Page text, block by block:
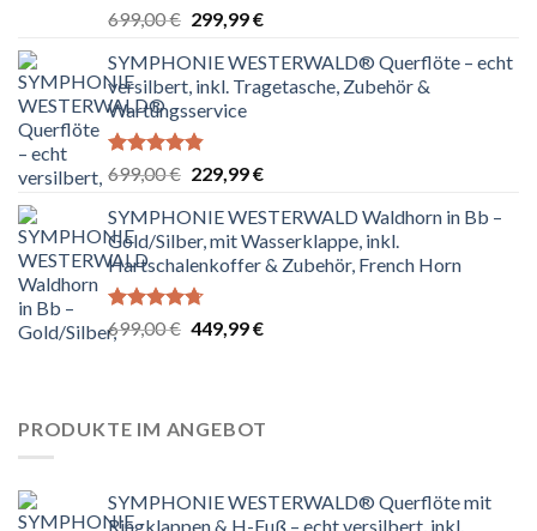
Bewertet
4.80
von 5
699,00€ Ursprünglicher
war:
699,00 €
299,99€Aktueller
ist:
299,99 €.
SYMPHONIE WESTERWALD® Querflöte – echt
versilbert, inkl. Tragetasche, Zubehör &
Wartungsservice
Bewertet
4.83
von 5
699,00€ Ursprünglicher
war:
699,00 €
229,99€Aktueller
ist:
229,99 €.
SYMPHONIE WESTERWALD Waldhorn in Bb –
Gold/Silber, mit Wasserklappe, inkl.
Hartschalenkoffer & Zubehör, French Horn
Bewertet
mit 4.67
699,00€ Ursprünglicher
449,99€Aktueller
PRODUKTE IM ANGEBOT
SYMPHONIE WESTERWALD® Querflöte mit
Ringklappen & H-Fuß – echt versilbert, inkl.